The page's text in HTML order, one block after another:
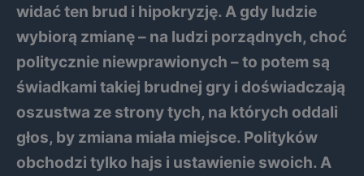
widać ten brud i hipokryzję. A gdy ludzie
wybiorą zmianę – na ludzi porządnych, choć
politycznie niewprawionych – to potem są
świadkami takiej brudnej gry i doświadczają
oszustwa ze strony tych, na których oddali
głos, by zmiana miała miejsce. Polityków
obchodzi tylko hajs i ustawienie swoich. A